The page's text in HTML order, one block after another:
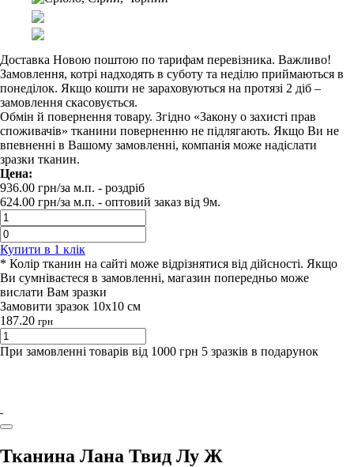
Доставка Новою поштою по тарифам перевізника. Важливо!
Замовлення, котрі надходять в суботу та неділю приймаються в
понеділок. Якщо кошти не зараховуються на протязі 2 діб –
замовлення скасовується.
Обмін й повернення товару. Згідно «Закону о захисті прав
споживачів» тканини поверненню не підлягають. Якщо Ви не
впевненні в Вашому замовленні, компанія може надіслати
зразки тканин.
Цена:
936.00 грн/за м.п. - роздрiб
624.00 грн/за м.п. - оптовий заказ вiд 9м.
Купити в 1 клiк
* Колір тканин на сайті може відрізнятися від дійсності. Якщо
Ви сумніваєтеся в замовленні, магазин попередньо може
вислати Вам зразки
Замовити зразок 10х10 см
187.20 грн
При замовленні товарів від 1000 грн 5 зразків в подарунок
Тканина Лана Твид Лу Ж